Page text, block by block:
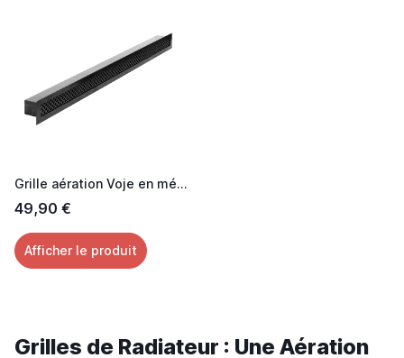
Grille aération Voje en métal laquée noir 60 cm
49,90 €
Afficher le produit
Grilles de Radiateur : Une Aération